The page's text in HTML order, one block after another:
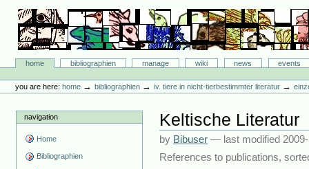
content.
navigation
Bibliographie-Portal
Sectionshome bibliographien manage wiki news
events
tools
you are here: home →bibliographien →iv. tiere in nicht-tierbestimmter literatur →
navigation
Home
Bibliographien
Keltische Literatur
by Bibuser — last modified
References to publications,